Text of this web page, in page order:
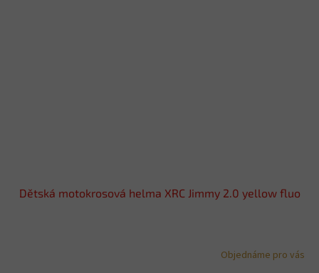
Dětská motokrosová helma XRC Jimmy 2.0 yellow fluo
Objednáme pro vás